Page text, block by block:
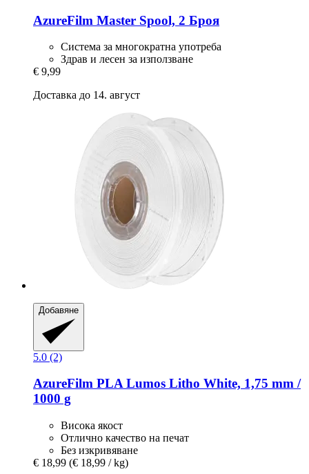
AzureFilm Master Spool, 2 Броя
Система за многократна употреба
Здрав и лесен за използване
€ 9,99
Доставка до 14. август
Добавяне
5.0 (2)
AzureFilm PLA Lumos Litho White, 1,75 mm /
1000 g
Висока якост
Отлично качество на печат
Без изкривяване
€ 18,99 (€ 18,99 / kg)